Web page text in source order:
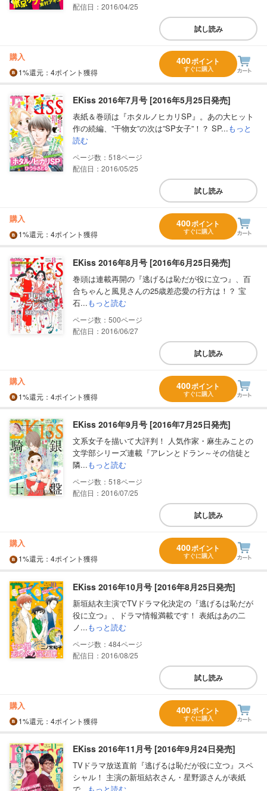
配信日：2016/04/25
試し読み
購入
1%還元 ：4ポイント獲得
400ポイント
すぐに購入
EKiss 2016年7月号 [2016年5月25日発売]
表紙＆巻頭は『ホタルノヒカリSP』。あの大ヒット
作の続編、”干物女”の次は”SP女子”！？ SP...もっと
読む
518
配信日：2016/05/25
試し読み
購入
1%還元 ：4ポイント獲得
400ポイント
すぐに購入
EKiss 2016年8月号 [2016年6月25日発売]
巻頭は連載再開の『逃げるは恥だが役に立つ』、百
合ちゃんと風見さんの25歳差恋愛の行方は！？ 宝
石...もっと読む
500
配信日：2016/06/27
試し読み
購入
1%還元 ：4ポイント獲得
400ポイント
すぐに購入
EKiss 2016年9月号 [2016年7月25日発売]
文系女子を描いて大評判！ 人気作家・麻生みことの
文学部シリーズ連載『アレンとドラン～その信徒と
隣...もっと読む
518
配信日：2016/07/25
試し読み
購入
1%還元 ：4ポイント獲得
400ポイント
すぐに購入
EKiss 2016年10月号 [2016年8月25日発売]
新垣結衣主演でTVドラマ化決定の『逃げるは恥だが
役に立つ』、ドラマ情報満載です！ 表紙はあの二
ノ...もっと読む
484
配信日：2016/08/25
試し読み
購入
1%還元 ：4ポイント獲得
400ポイント
すぐに購入
EKiss 2016年11月号 [2016年9月24日発売]
TVドラマ放送直前『逃げるは恥だが役に立つ』スペ
シャル！ 主演の新垣結衣さん・星野源さんが表紙